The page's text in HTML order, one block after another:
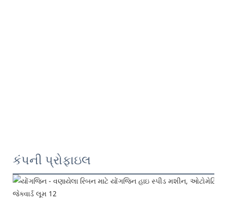
કંપની પ્રોફાઇલ